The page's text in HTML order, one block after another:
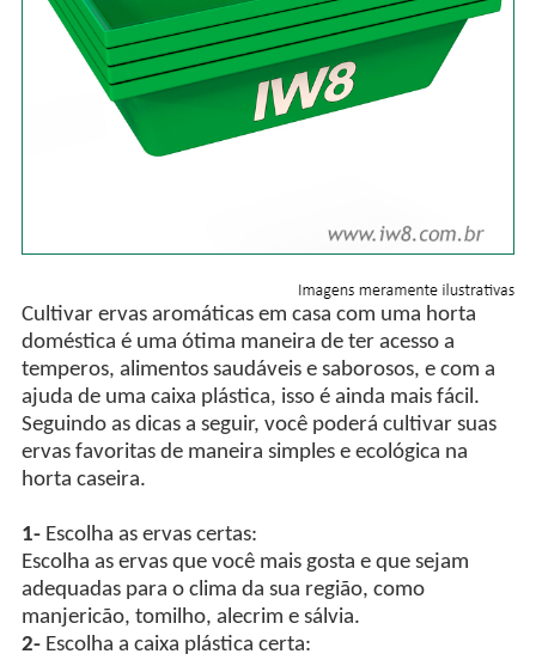
Cultivar ervas aromáticas em casa com uma horta
doméstica é uma ótima maneira de ter acesso a
temperos, alimentos saudáveis e saborosos, e com a
ajuda de uma caixa plástica, isso é ainda mais fácil.
Seguindo as dicas a seguir, você poderá cultivar suas
ervas favoritas de maneira simples e ecológica na
horta caseira.
1-Escolha as ervas certas:
Escolha as ervas que você mais gosta e que sejam
adequadas para o clima da sua região, como
manjericão, tomilho, alecrim e sálvia.
2-Escolha a caixa plástica certa: